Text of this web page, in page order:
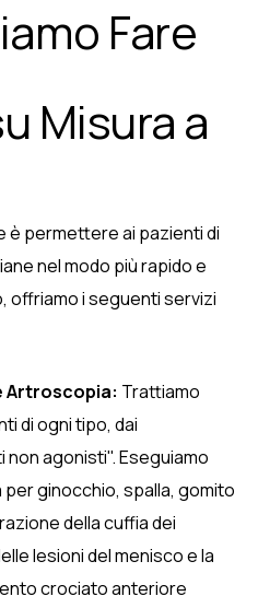
Fare
Misura a
è permettere ai pazienti di
nel modo più rapido e
offriamo i seguenti servizi
Artroscopia: Trattiamo
di ogni tipo, dai
agonisti". Eseguiamo
ginocchio, spalla, gomito
della cuffia dei
lesioni del menisco e la
crociato anteriore